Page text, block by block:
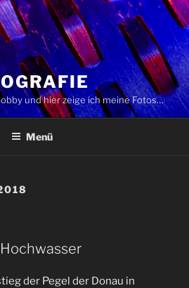
und hier zeige ich meine Fotos…
Menü
der Pegel der Donau in